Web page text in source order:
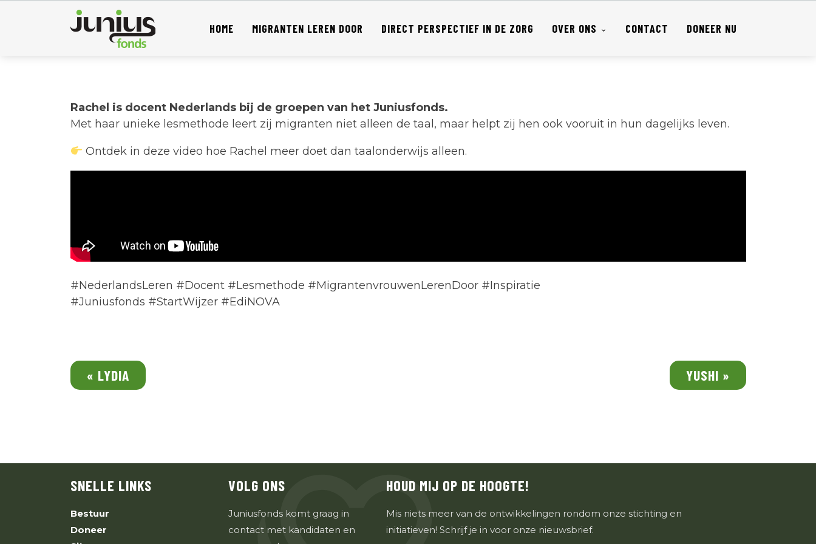
HOME MIGRANTEN LEREN DOOR DIRECT PERSPECTIEF IN DE ZORG OVER ONS CONTACT DONEER NU
Rachel is docent Nederlands bij de groepen van het Juniusfonds.
Met haar unieke lesmethode leert zij migranten niet alleen de taal, maar helpt zij hen ook vooruit in hun dagelijks leven.
Ontdek in deze video hoe Rachel meer doet dan taalonderwijs alleen.
#NederlandsLeren #Docent #Lesmethode #MigrantenvrouwenLerenDoor #Inspiratie
#Juniusfonds #StartWijzer #EdiNOVA
« LYDIA YUSHI »
SNELLE LINKS
Bestuur
Doneer
VOLG ONS
Juniusfonds komt graag in
contact met kandidaten en
HOUD MIJ OP DE HOOGTE!
Mis niets meer van de ontwikkelingen rondom onze stichting en
initiatieven! Schrijf je in voor onze nieuwsbrief.